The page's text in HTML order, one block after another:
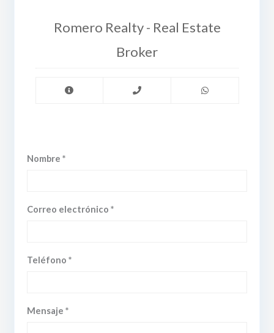
Romero Realty - Real Estate
Broker
Nombre *
Correo electrónico *
Teléfono *
Mensaje *